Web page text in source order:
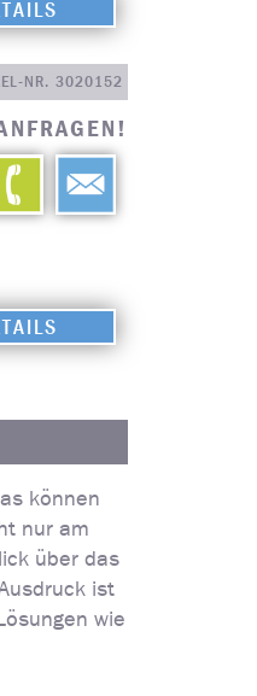
NR. 3020152
können
nur am
über das
ist
wie